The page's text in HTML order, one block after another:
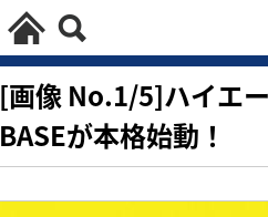
[画像 No.1/5]ハイエ
BASEが本格始動！